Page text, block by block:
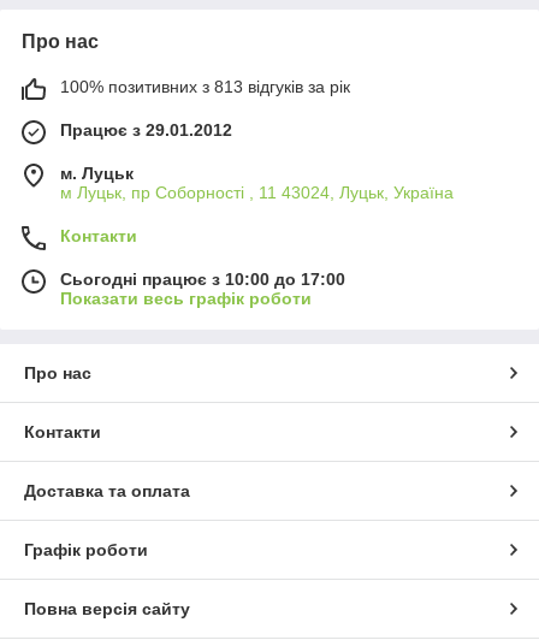
Про нас
100% позитивних з 813 відгуків за рік
Працює з 29.01.2012
м. Луцьк
м Луцьк, пр Соборності , 11 43024, Луцьк, Україна
Контакти
Сьогодні працює з 10:00 до 17:00
Показати весь графік роботи
Про нас
Контакти
Доставка та оплата
Графік роботи
Повна версія сайту